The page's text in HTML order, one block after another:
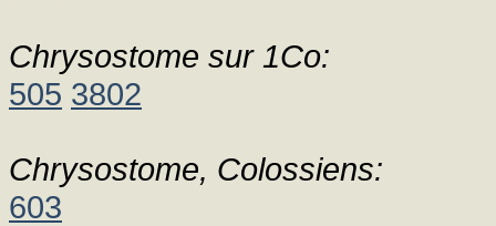
Chrysostome sur 1Co:
505 3802
Chrysostome, Colossiens:
603